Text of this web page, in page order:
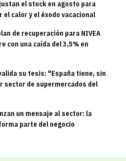
el stock en agosto para
calor y el éxodo vacacional
de recuperación para NIVEA
con una caída del 3,5% en
su tesis: "España tiene, sin
sector de supermercados del
un mensaje al sector: la
parte del negocio